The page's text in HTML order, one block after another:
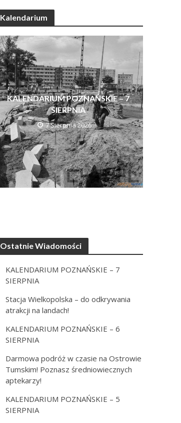
Kalendarium
KALENDARIUM POZNAŃSKIE – 7
SIERPNIA
7 Sierpnia 2026
Ostatnie Wiadomości
KALENDARIUM POZNAŃSKIE – 7
SIERPNIA
Stacja Wielkopolska – do odkrywania
atrakcji na landach!
KALENDARIUM POZNAŃSKIE – 6
SIERPNIA
Darmowa podróż w czasie na Ostrowie
Tumskim! Poznasz średniowiecznych
aptekarzy!
KALENDARIUM POZNAŃSKIE – 5
SIERPNIA